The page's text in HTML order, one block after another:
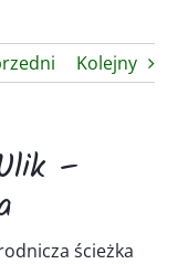
Kolejny
–
ścieżka